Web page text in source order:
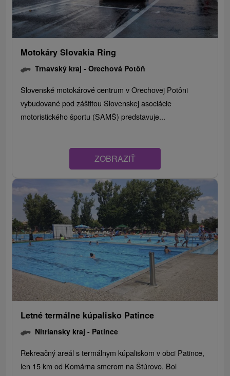
Motokáry Slovakia Ring
Trnavský kraj -Orechová Potôň
Slovenské motokárové centrum v Orechovej Potôni
vybudované pod záštitou Slovenskej asociácie
motoristického športu (SAMŠ) predstavuje...
ZOBRAZIŤ
Letné termálne kúpalisko Patince
Nitriansky kraj - Patince
Rekreačný areál s termálnym kúpaliskom v obci Patince,
len 15 km od Komárna smerom na Štúrovo. Bol